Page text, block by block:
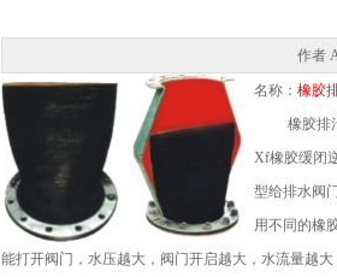
作者
名称： 橡胶
橡胶排
Xf橡胶缓闭
型给排水阀
用不同的橡
能打开阀门，水压越大，阀门开启越大，水流量越